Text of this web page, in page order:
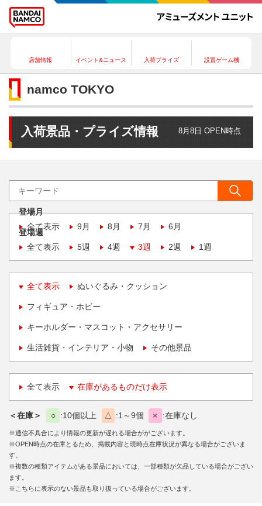
店舗情報 イベント&ニュース 入荷プライズ 設置ゲーム機
namco TOKYO
入荷景品・プライズ情報 8月8日 OPEN時点
登場月
全て表示
9月 8月 7月 6月
登場週
全て表示
5週 4週 3週 2週 1週
全て表示 ぬいぐるみ・クッション
フィギュア・ホビー
キーホルダー・マスコット・アクセサリー
生活雑貨・インテリア・小物 その他景品
全て表示 在庫があるものだけ表示
＜在庫＞ ○ 10個以上 △ 1～9個 × 在庫なし
※通信不具合により情報の更新が遅れる場合ががございます。
※OPEN時点の在庫とるため、掲載内容と現時点在庫状況が異なる場合がございま
す。
※複数の種類アイテムがある景品においては、一部種類が欠品している場合がござい
ます。
※こちらに表示のない景品も取り扱っている場合がございます。